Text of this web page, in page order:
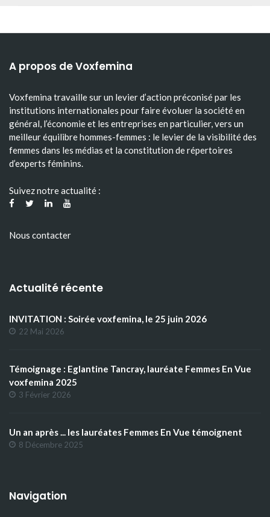
A propos de Voxfemina
Voxfemina travaille sur un levier d’action préconisé par les
institutions internationales pour faire évoluer la société en
général, l’économie et les entreprises en particulier, vers un
meilleur équilibre hommes-femmes : le levier de la visibilité des
femmes dans les médias et la constitution de répertoires
d’experts féminins.
Suivez notre actualité :
Nous contacter
Actualité récente
INVITATION : Soirée voxfemina, le 25 juin 2026
22 Mai 2026
Témoignage : Eglantine Tancray, lauréate Femmes En Vue
voxfemina 2025
3 Février 2026
Un an après ... les lauréates Femmes En Vue témoignent
8 Décembre 2025
Navigation